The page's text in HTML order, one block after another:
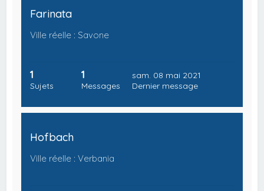
Farinata
Ville réelle : Savone
1
Sujets
1
Messages
sam. 08 mai 2021
Dernier message
Hofbach
Ville réelle : Verbania